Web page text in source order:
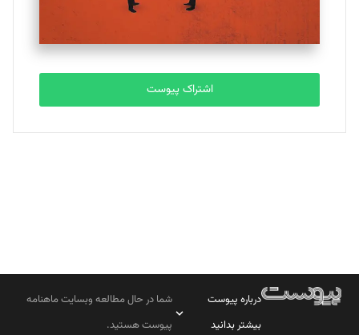
مصطفی مسجدی آرانی
تحریریه
بابک نقاش
تحریریه
اشتراک پیوست
درباره پیوست
بیشتر بدانید
شما در حال مطالعه وبسایت ماهنامه
پیوست هستید.